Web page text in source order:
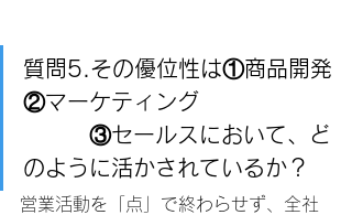
質問5.その優位性は①商品開発
②マーケティング
③セールスにおいて、ど
のように活かされているか？
営業活動を「点」で終わらせず、全社